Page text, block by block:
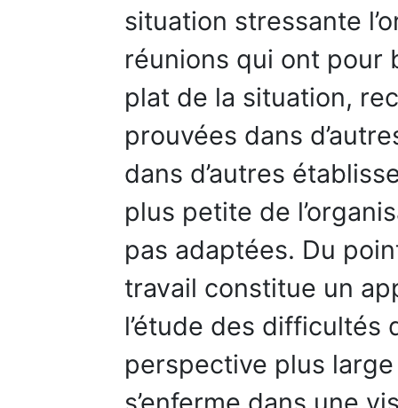
situation stressante
réunions qui ont pour
plat de la situation,
prouvées dans
dans d’autres
plus petite de
pas adaptées. Du
travail constitue un
l’étude des difficultés
perspective plus